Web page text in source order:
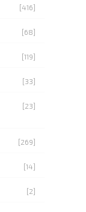
[416]
[68]
[119]
[33]
[23]
[269]
[14]
[2]